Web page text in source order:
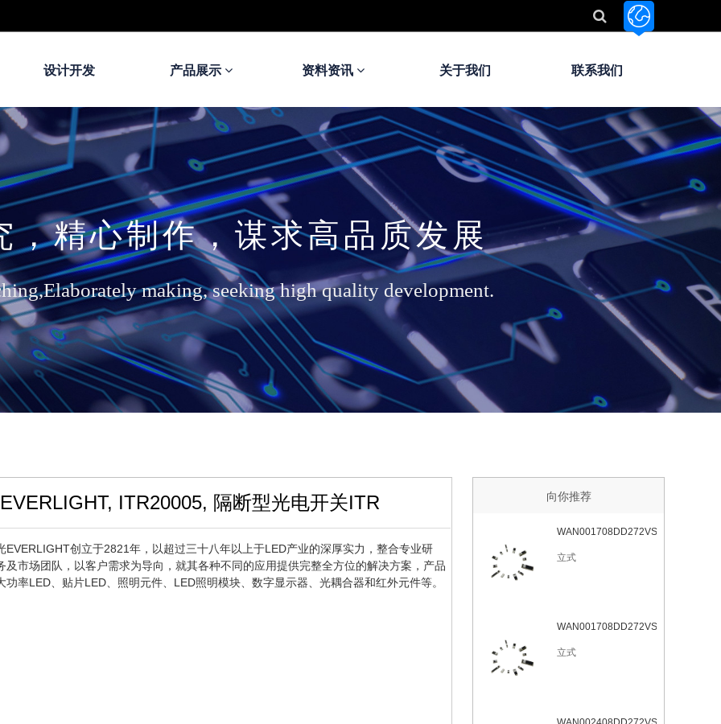
设计开发 产品展示 资料资讯 关于我们 联系我们
，精心制作，谋求高品质发展
making, seeking high quality development.
ITR20005, 隔断型光电开关ITR
EVERLIGHT创立于2821年，以超过三十八年以上于LED产业的深厚实力，整合专业研
及市场团队，以客户需求为导向，就其各种不同的应用提供完整全方位的解决方案，产品
功率LED、贴片LED、照明元件、LED照明模块、数字显示器、光耦合器和红外元件等。
向你推荐
WAN001708DD272VSL7
立式
WAN001708DD272VSL6
立式